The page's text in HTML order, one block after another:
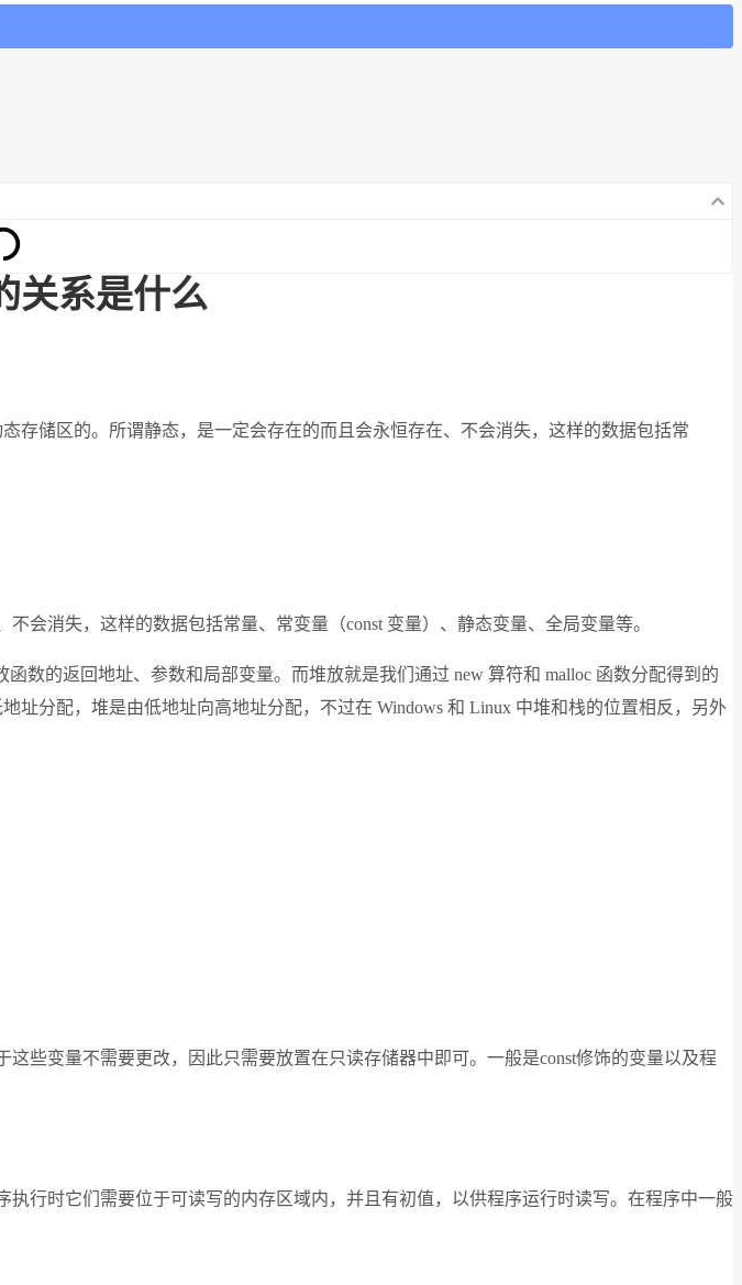
关系是什么
存储区的。所谓静态，是一定会存在的而且会永恒存在、不会消失，这样的数据包括常
会消失，这样的数据包括常量、常变量（const 变量）、静态变量、全局变量等。
数的返回地址、参数和局部变量。而堆放就是我们通过 new 算符和 malloc 函数分配得到的
分配，堆是由低地址向高地址分配，不过在 Windows 和 Linux 中堆和栈的位置相反，另外
些变量不需要更改，因此只需要放置在只读存储器中即可。一般是const修饰的变量以及程
行时它们需要位于可读写的内存区域内，并且有初值，以供程序运行时读写。在程序中一般